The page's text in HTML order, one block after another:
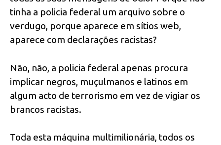
tinha a policia federal um arquivo sobre o
verdugo, porque aparece em sítios web,
aparece com declarações racistas?
Não, não, a policia federal apenas procura
implicar negros, muçulmanos e latinos em
algum acto de terrorismo em vez de vigiar os
brancos racistas.
Toda esta máquina multimilionária, todos os